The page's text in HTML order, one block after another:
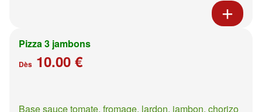
Pizza 3 jambons
Dès 10.00 €
Base sauce tomate, fromage, lardon, jambon, chorizo